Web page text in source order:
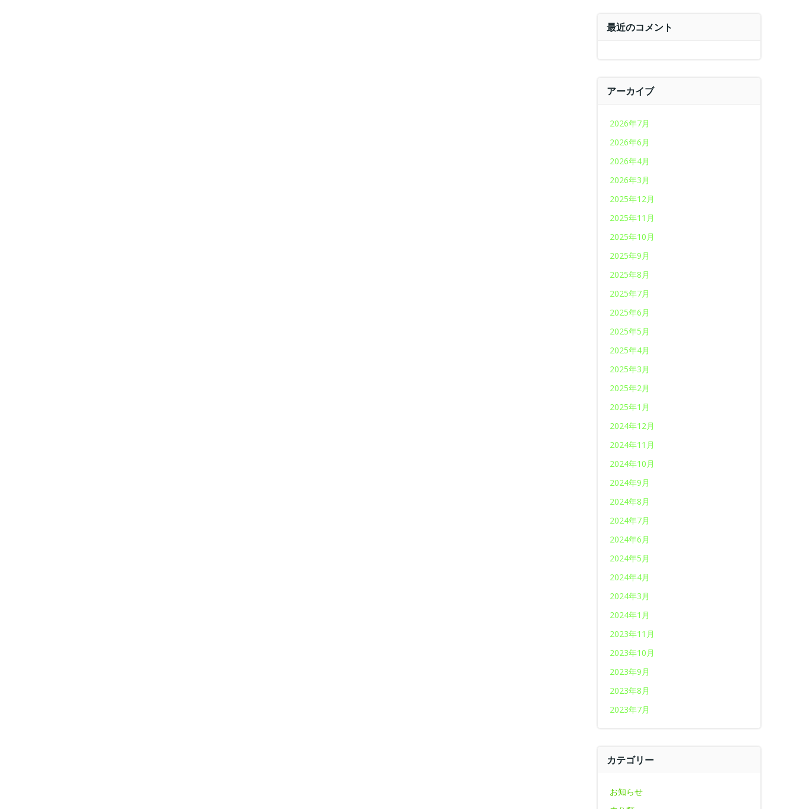
最近のコメント
アーカイブ
2026年7月
2026年6月
2026年4月
2026年3月
2025年12月
2025年11月
2025年10月
2025年9月
2025年8月
2025年7月
2025年6月
2025年5月
2025年4月
2025年3月
2025年2月
2025年1月
2024年12月
2024年11月
2024年10月
2024年9月
2024年8月
2024年7月
2024年6月
2024年5月
2024年4月
2024年3月
2024年1月
2023年11月
2023年10月
2023年9月
2023年8月
2023年7月
カテゴリー
お知らせ